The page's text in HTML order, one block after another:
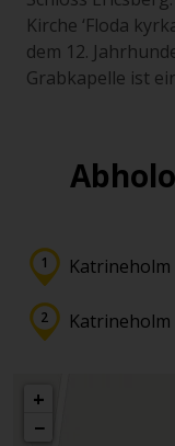
Kirche ‘Floda
dem 12.
Grabkapelle ist
Katrineholm
+
−